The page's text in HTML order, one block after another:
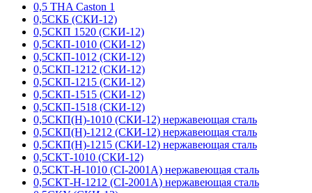
0,5 THA Caston 1
0,5СКБ (СКИ-12)
0,5СКП 1520 (СКИ-12)
0,5СКП-1010 (СКИ-12)
0,5СКП-1012 (СКИ-12)
0,5СКП-1212 (СКИ-12)
0,5СКП-1215 (СКИ-12)
0,5СКП-1515 (СКИ-12)
0,5СКП-1518 (СКИ-12)
0,5СКП(Н)-1010 (СКИ-12) нержавеющая сталь
0,5СКП(Н)-1212 (СКИ-12) нержавеющая сталь
0,5СКП(Н)-1215 (СКИ-12) нержавеющая сталь
0,5СКТ-1010 (СКИ-12)
0,5СКТ-Н-1010 (CI-2001A) нержавеющая сталь
0,5СКТ-Н-1212 (CI-2001A) нержавеющая сталь